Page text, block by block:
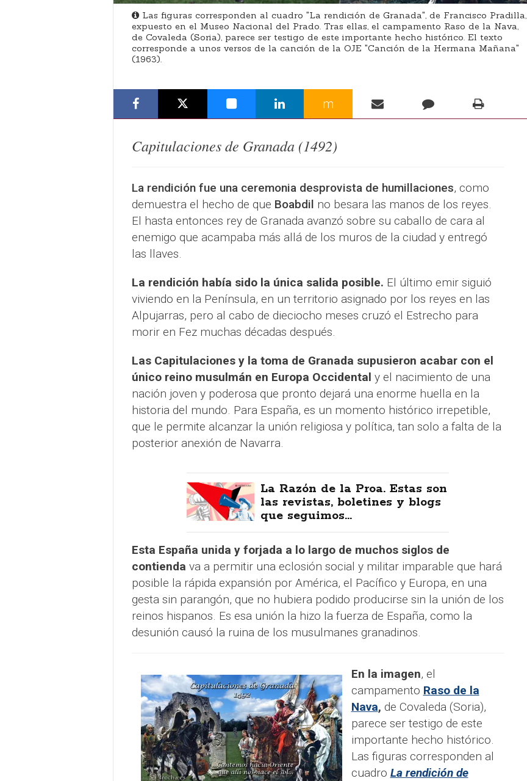
Las figuras corresponden al cuadro "La rendición de Granada", de Francisco Pradilla,
expuesto en el Museo Nacional del Prado. Tras ellas, el campamento Raso de la Nava,
de Covaleda (Soria), parece ser testigo de este importante hecho histórico. El texto
corresponde a unos versos de la canción de la OJE "Canción de la Hermana Mañana"
(1963).
m
Capitulaciones de Granada (1492)
La rendición fue una ceremonia desprovista de humillaciones, como
demuestra el hecho de que Boabdil no besara las manos de los reyes.
El hasta entonces rey de Granada avanzó sobre su caballo de cara al
enemigo que acampaba más allá de los muros de la ciudad y entregó
las llaves.
La rendición había sido la única salida posible. El último emir siguió
viviendo en la Península, en un territorio asignado por los reyes en las
Alpujarras, pero al cabo de dieciocho meses cruzó el Estrecho para
morir en Fez muchas décadas después.
Las Capitulaciones y la toma de Granada supusieron acabar con el
único reino musulmán en Europa Occidental y el nacimiento de una
nación joven y poderosa que pronto dejará una enorme huella en la
historia del mundo. Para España, es un momento histórico irrepetible,
que le permite alcanzar la unión religiosa y política, tan solo a falta de la
posterior anexión de Navarra.
La Razón de la Proa. Estas son
las revistas, boletines y blogs
que seguimos...
Esta España unida y forjada a lo largo de muchos siglos de
contienda va a permitir una eclosión social y militar imparable que hará
posible la rápida expansión por América, el Pacífico y Europa, en una
gesta sin parangón, que no hubiera podido producirse sin la unión de los
reinos hispanos. Es esa unión la hizo la fuerza de España, como la
desunión causó la ruina de los musulmanes granadinos.
En la imagen, el
campamento Raso de la
Nava, de Covaleda (Soria),
parece ser testigo de este
importante hecho histórico.
Las figuras corresponden al
cuadro La rendición de